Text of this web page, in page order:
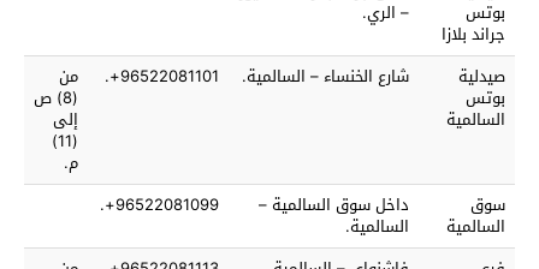
بوتس
جراند بلازا
– الري.
صيدلية
بوتس
السالمية
شارع الخنساء – السالمية. 96522081101+. من
(8) ص
إلى
(11)
م.
سوق
السالمية
داخل سوق السالمية –
السالمية.
96522081099+.